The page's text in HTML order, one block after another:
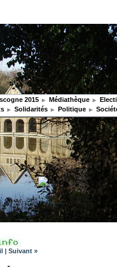
Médiathèque
2015
Politique
Solidarités
| Suivant »